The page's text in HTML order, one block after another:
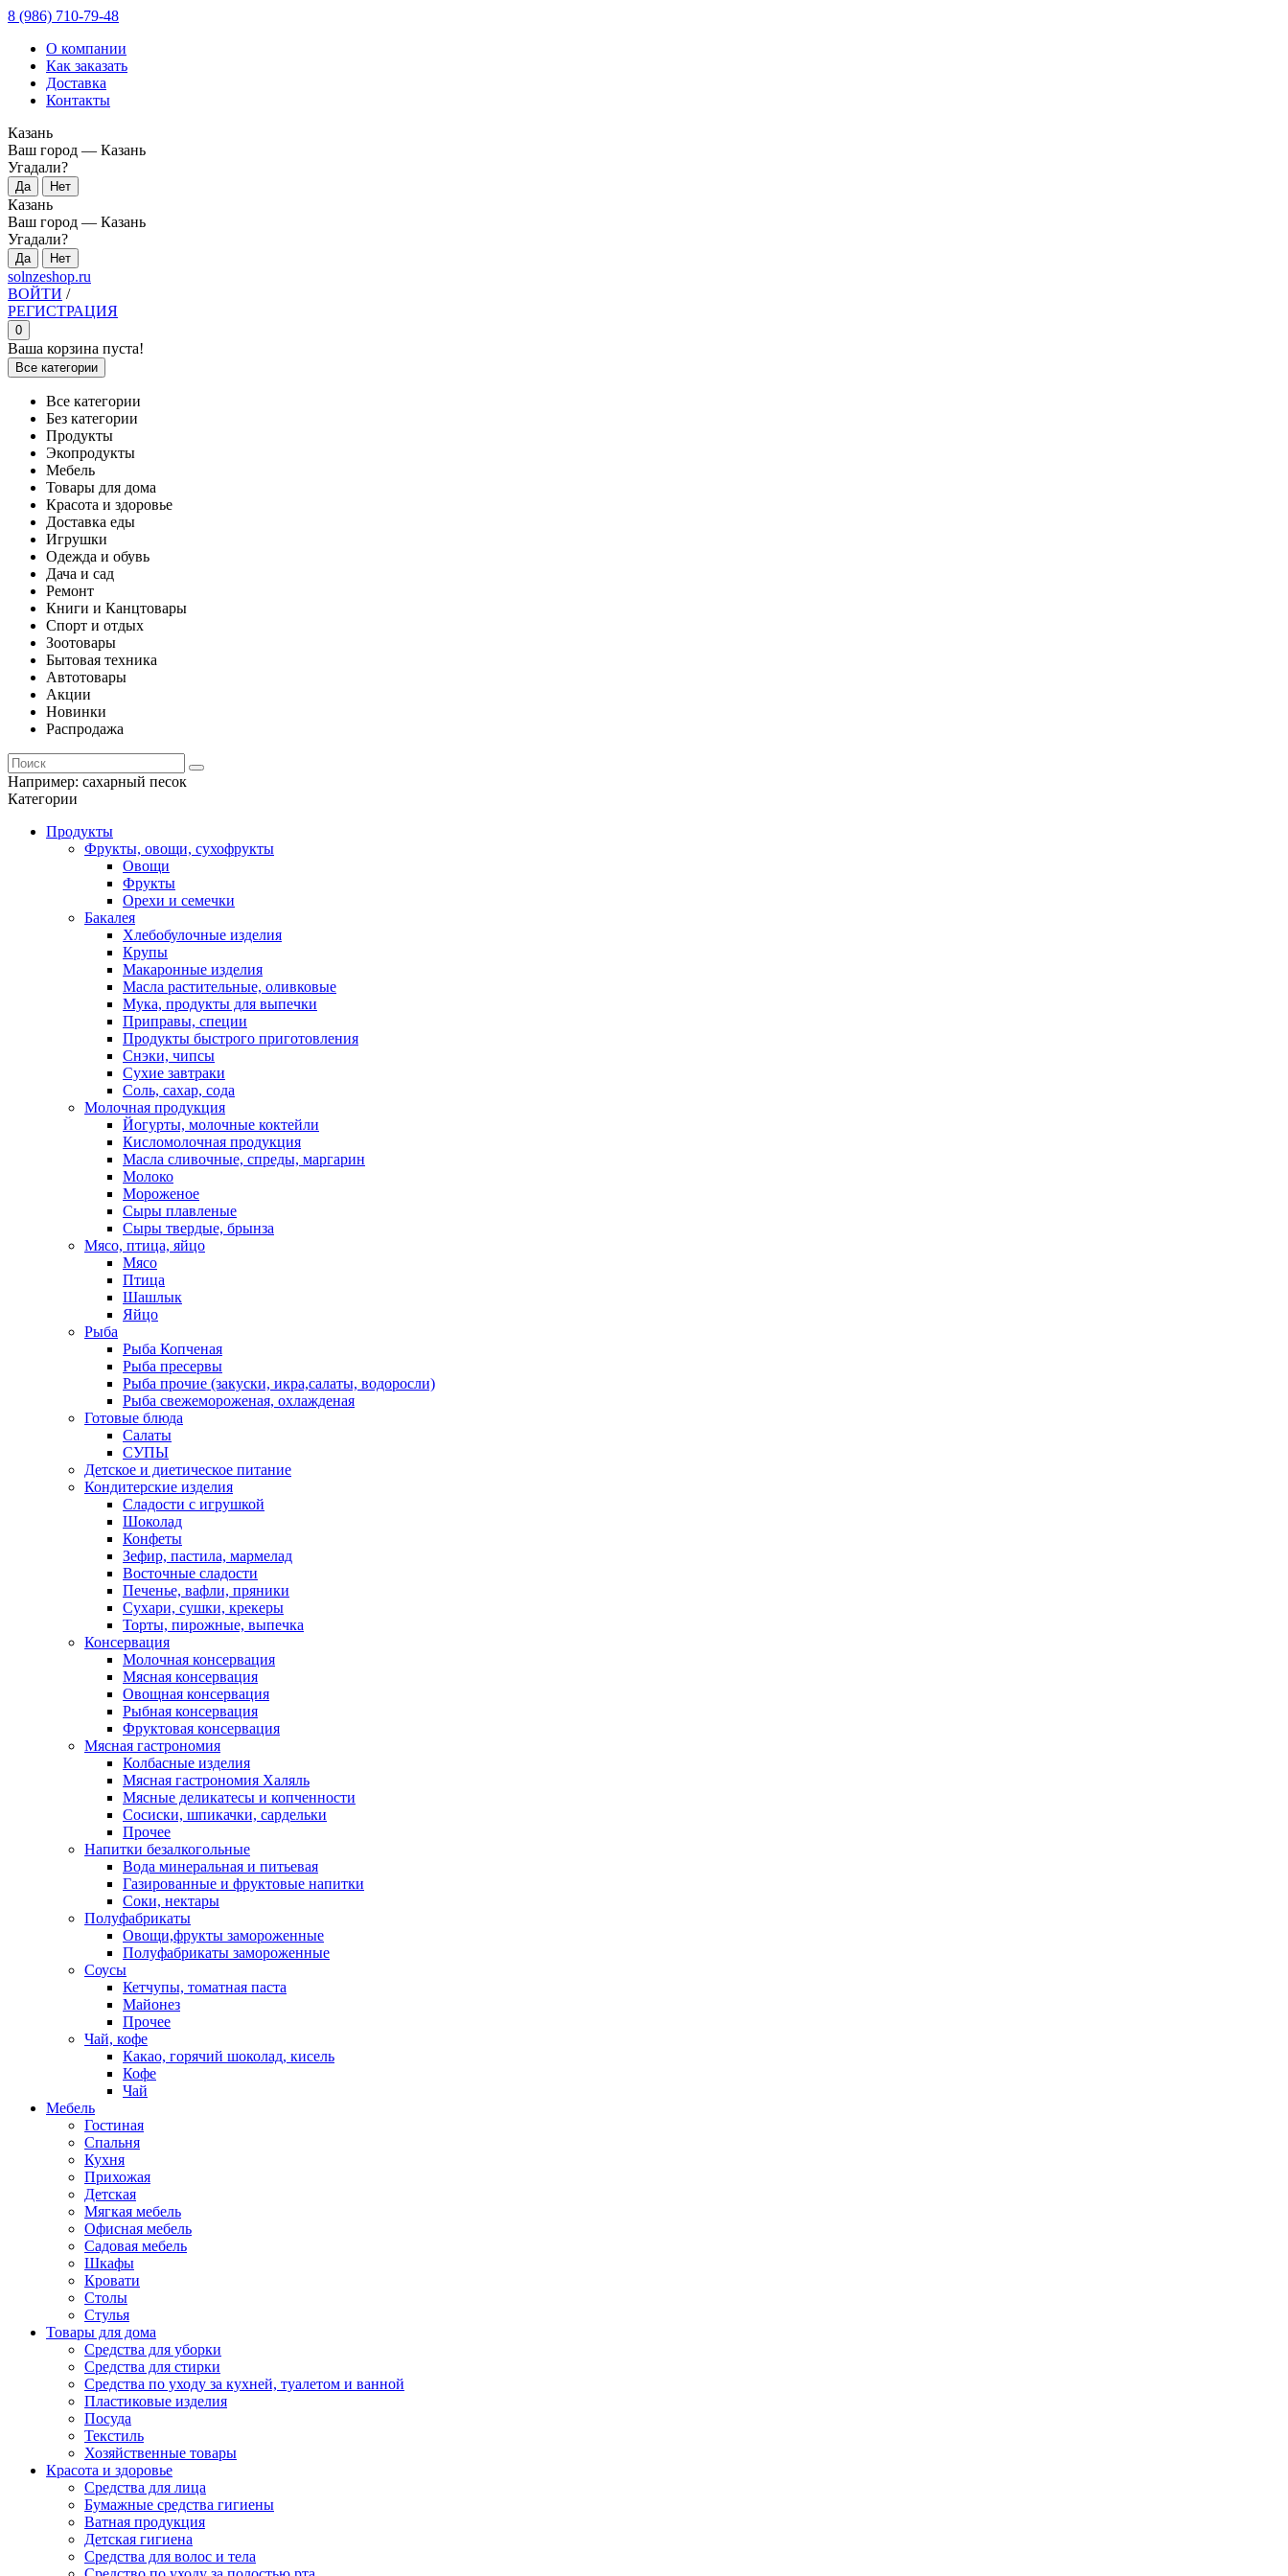
8 (986) 710-79-48
О компании
Как заказать
Доставка
Контакты
Казань
Ваш город — Казань
Угадали?
Казань
Ваш город — Казань
Угадали?
solnzeshop.ru
ВОЙТИ /
РЕГИСТРАЦИЯ
0
Ваша корзина пуста!
Все категории
Все категории
Без категории
Продукты
Экопродукты
Мебель
Товары для дома
Красота и здоровье
Доставка еды
Игрушки
Одежда и обувь
Дача и сад
Ремонт
Книги и Канцтовары
Спорт и отдых
Зоотовары
Бытовая техника
Автотовары
Акции
Новинки
Распродажа
Например: сахарный песок
Категории
Продукты
Фрукты, овощи, сухофрукты
Овощи
Фрукты
Орехи и семечки
Бакалея
Хлебобулочные изделия
Крупы
Макаронные изделия
Масла растительные, оливковые
Мука, продукты для выпечки
Приправы, специи
Продукты быстрого приготовления
Снэки, чипсы
Сухие завтраки
Соль, сахар, сода
Молочная продукция
Йогурты, молочные коктейли
Кисломолочная продукция
Масла сливочные, спреды, маргарин
Молоко
Мороженое
Сыры плавленые
Сыры твердые, брынза
Мясо, птица, яйцо
Мясо
Птица
Шашлык
Яйцо
Рыба
Рыба Копченая
Рыба пресервы
Рыба прочие (закуски, икра,салаты, водоросли)
Рыба свежемороженая, охлажденая
Готовые блюда
Салаты
СУПЫ
Детское и диетическое питание
Кондитерские изделия
Сладости с игрушкой
Шоколад
Конфеты
Зефир, пастила, мармелад
Восточные сладости
Печенье, вафли, пряники
Сухари, сушки, крекеры
Торты, пирожные, выпечка
Консервация
Молочная консервация
Мясная консервация
Овощная консервация
Рыбная консервация
Фруктовая консервация
Мясная гастрономия
Колбасные изделия
Мясная гастрономия Халяль
Мясные деликатесы и копченности
Сосиски, шпикачки, сардельки
Прочее
Напитки безалкогольные
Вода минеральная и питьевая
Газированные и фруктовые напитки
Соки, нектары
Полуфабрикаты
Овощи,фрукты замороженные
Полуфабрикаты замороженные
Соусы
Кетчупы, томатная паста
Майонез
Прочее
Чай, кофе
Какао, горячий шоколад, кисель
Кофе
Чай
Мебель
Гостиная
Спальня
Кухня
Прихожая
Детская
Мягкая мебель
Офисная мебель
Садовая мебель
Шкафы
Кровати
Столы
Стулья
Товары для дома
Средства для уборки
Средства для стирки
Средства по уходу за кухней, туалетом и ванной
Пластиковые изделия
Посуда
Текстиль
Хозяйственные товары
Красота и здоровье
Средства для лица
Бумажные средства гигиены
Ватная продукция
Детская гигиена
Средства для волос и тела